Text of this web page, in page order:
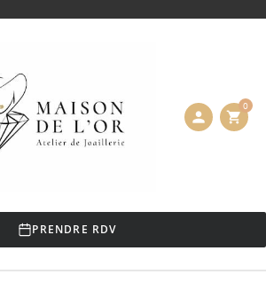
person shopping_cart
0
PRENDRE RDV